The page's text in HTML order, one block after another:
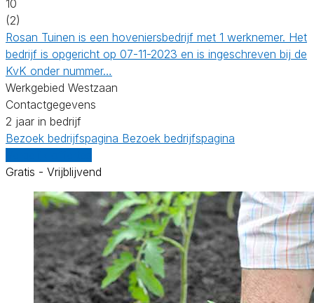
10
(2)
Rosan Tuinen is een hoveniersbedrijf met 1 werknemer. Het
bedrijf is opgericht op 07-11-2023 en is ingeschreven bij de
KvK onder nummer…
Werkgebied Westzaan
Contactgegevens
2 jaar in bedrijf
Bezoek bedrijfspagina Bezoek bedrijfspagina
Gratis - Vrijblijvend